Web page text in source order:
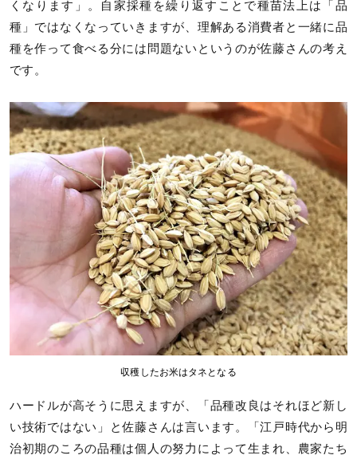
くなります」。自家採種を繰り返すことで種苗法上は「品
種」ではなくなっていきますが、理解ある消費者と一緒に品
種を作って食べる分には問題ないというのが佐藤さんの考え
です。
収穫したお米はタネとなる
ハードルが高そうに思えますが、「品種改良はそれほど新し
い技術ではない」と佐藤さんは言います。「江戸時代から明
治初期のころの品種は個人の努力によって生まれ、農家たち